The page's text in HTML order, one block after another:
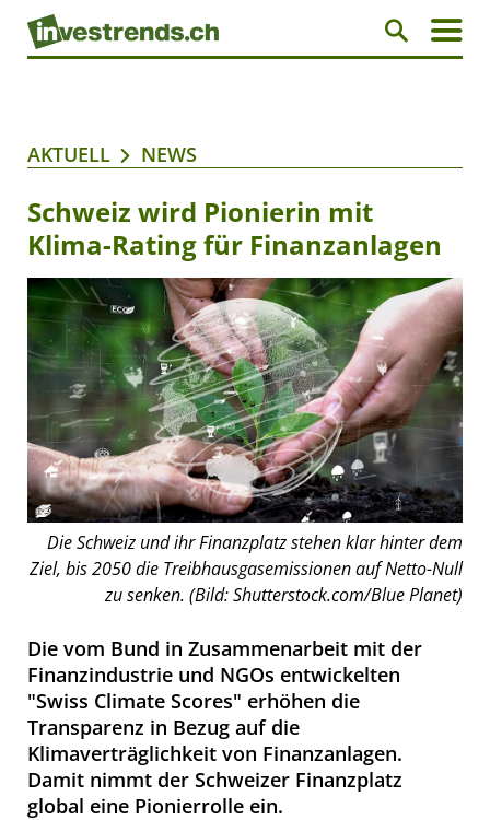
AKTUELL NEWS
Schweiz wird Pionierin mit
Klima-Rating für Finanzanlagen
Die Schweiz und ihr Finanzplatz stehen klar hinter dem
Ziel, bis 2050 die Treibhausgasemissionen auf Netto-Null
zu senken. (Bild: Shutterstock.com/Blue Planet)
Die vom Bund in Zusammenarbeit mit der
Finanzindustrie und NGOs entwickelten
"Swiss Climate Scores" erhöhen die
Transparenz in Bezug auf die
Klimaverträglichkeit von Finanzanlagen.
Damit nimmt der Schweizer Finanzplatz
global eine Pionierrolle ein.